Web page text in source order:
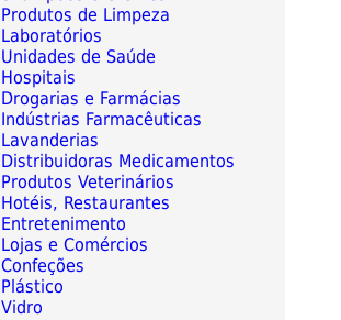
Produtos de Limpeza
Laboratórios
Unidades de Saúde
Hospitais
Drogarias e Farmácias
Indústrias Farmacêuticas
Lavanderias
Distribuidoras Medicamentos
Produtos Veterinários
Hotéis, Restaurantes
Entretenimento
Lojas e Comércios
Confeções
Plástico
Vidro